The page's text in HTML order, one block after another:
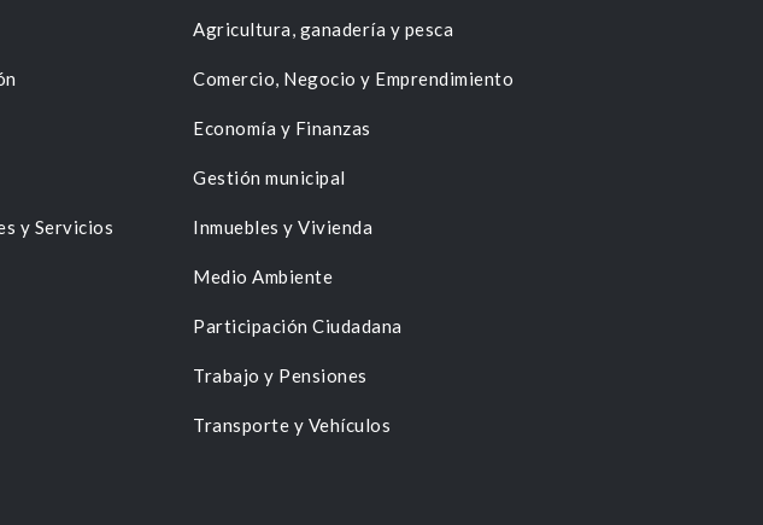
Agricultura, ganadería y pesca
Comercio, Negocio y Emprendimiento
Economía y Finanzas
Gestión municipal
y Servicios
Inmuebles y Vivienda
Medio Ambiente
Participación Ciudadana
Trabajo y Pensiones
Transporte y Vehículos